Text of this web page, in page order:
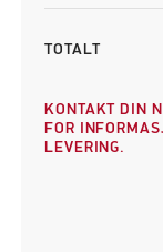
TOTALT
KONTAKT DIN
FOR
LEVERING.